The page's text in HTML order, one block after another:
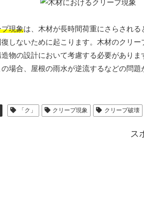
現象は、木材が長時間荷重にさらされ
しないために起こります。木材のクリ
物の設計において考慮する必要があり
場合、屋根の雨水が逆流するなどの問題
「ク」 クリープ現象 クリープ破壊
ス